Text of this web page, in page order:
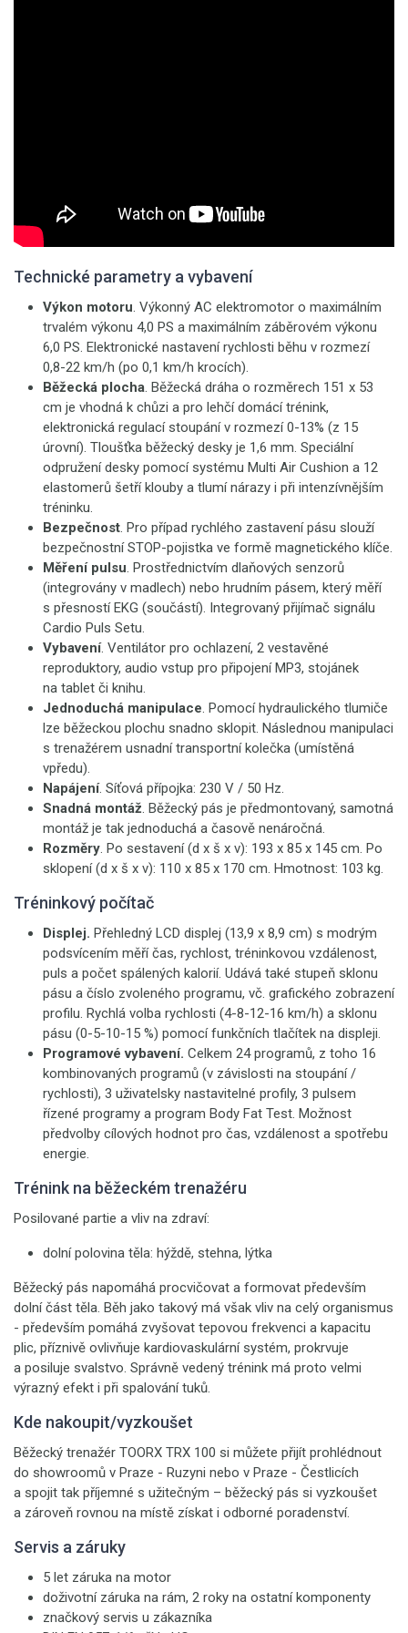
Technické parametry a vybavení
Výkon motoru. Výkonný AC elektromotor o maximálním
trvalém výkonu 4,0 PS a maximálním záběrovém výkonu
6,0 PS. Elektronické nastavení rychlosti běhu v rozmezí
0,8-22 km/h (po 0,1 km/h krocích).
Běžecká plocha. Běžecká dráha o rozměrech 151 x 53
cm je vhodná k chůzi a pro lehčí domácí trénink,
elektronická regulací stoupání v rozmezí 0-13% (z 15
úrovní). Tloušťka běžecký desky je 1,6 mm. Speciální
odpružení desky pomocí systému Multi Air Cushion a 12
elastomerů šetří klouby a tlumí nárazy i při intenzívnějším
tréninku.
Bezpečnost. Pro případ rychlého zastavení pásu slouží
bezpečnostní STOP-pojistka ve formě magnetického klíče.
Měření pulsu. Prostřednictvím dlaňových senzorů
(integrovány v madlech) nebo hrudním pásem, který měří
s přesností EKG (součástí). Integrovaný přijímač signálu
Cardio Puls Setu.
Vybavení. Ventilátor pro ochlazení, 2 vestavěné
reproduktory, audio vstup pro připojení MP3, stojánek
na tablet či knihu.
Jednoduchá manipulace. Pomocí hydraulického tlumiče
lze běžeckou plochu snadno sklopit. Následnou manipulaci
s trenažérem usnadní transportní kolečka (umístěná
vpředu).
Napájení. Síťová přípojka: 230 V / 50 Hz.
Snadná montáž. Běžecký pás je předmontovaný, samotná
montáž je tak jednoduchá a časově nenáročná.
Rozměry. Po sestavení (d x š x v): 193 x 85 x 145 cm. Po
sklopení (d x š x v): 110 x 85 x 170 cm. Hmotnost: 103 kg.
Tréninkový počítač
Displej. Přehledný LCD displej (13,9 x 8,9 cm) s modrým
podsvícením měří čas, rychlost, tréninkovou vzdálenost,
puls a počet spálených kalorií. Udává také stupeň sklonu
pásu a číslo zvoleného programu, vč. grafického zobrazení
profilu. Rychlá volba rychlosti (4-8-12-16 km/h) a sklonu
pásu (0-5-10-15 %) pomocí funkčních tlačítek na displeji.
Programové vybavení. Celkem 24 programů, z toho 16
kombinovaných programů (v závislosti na stoupání /
rychlosti), 3 uživatelsky nastavitelné profily, 3 pulsem
řízené programy a program Body Fat Test. Možnost
předvolby cílových hodnot pro čas, vzdálenost a spotřebu
energie.
Trénink na běžeckém trenažéru
Posilované partie a vliv na zdraví:
dolní polovina těla: hýždě, stehna, lýtka
Běžecký pás napomáhá procvičovat a formovat především
dolní část těla. Běh jako takový má však vliv na celý organismus
- především pomáhá zvyšovat tepovou frekvenci a kapacitu
plic, příznivě ovlivňuje kardiovaskulární systém, prokrvuje
a posiluje svalstvo. Správně vedený trénink má proto velmi
výrazný efekt i při spalování tuků.
Kde nakoupit/vyzkoušet
Běžecký trenažér TOORX TRX 100 si můžete přijít prohlédnout
do showroomů v Praze - Ruzyni nebo v Praze - Čestlicích
a spojit tak příjemné s užitečným – běžecký pás si vyzkoušet
a zároveň rovnou na místě získat i odborné poradenství.
Servis a záruky
5 let záruka na motor
doživotní záruka na rám, 2 roky na ostatní komponenty
značkový servis u zákazníka